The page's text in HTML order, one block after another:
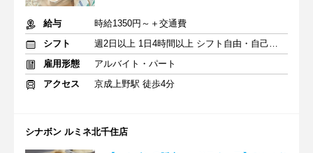
給与
時給1350円～＋交通費
シフト
週2日以上 1日4時間以上 シフト自由・自己申告
雇用形態
アルバイト・パート
アクセス
京成上野駅 徒歩4分
シナボン ルミネ北千住店